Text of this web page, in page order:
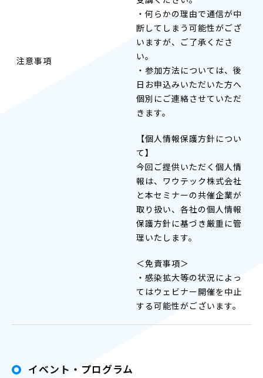
注意事項
・何らかの理由で通信が中
断してしまう可能性がござ
いますが、ご了承くださ
い。
・参加方法については、後
日お申込みいただいた方へ
個別にご連絡させていただ
きます。
【個人情報保護方針につい
て】
今回ご提供いただく個人情
報は、ワウテック株式会社
と本セミナーの共催企業が
取り扱い、各社の個人情報
保護方針に基づき厳重に管
理いたします。
＜免責事項＞
・感染拡大等の状況によっ
てはウェビナー開催を中止
する可能性がございます。
イベント・プログラム